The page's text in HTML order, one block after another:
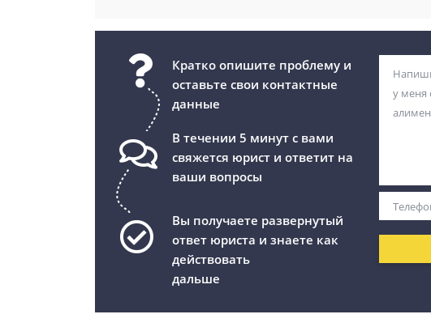
Кратко опишите проблему и
оставьте свои контактные
данные
В течении 5 минут с вами
свяжется юрист и ответит на
ваши вопросы
Вы получаете развернутый
ответ юриста и знаете как
действовать
дальше